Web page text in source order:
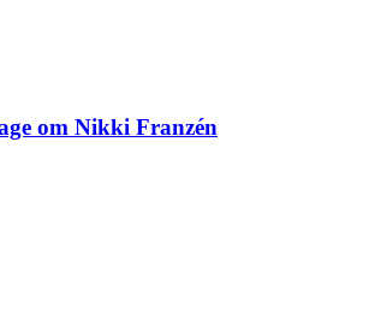
om Nikki Franzén